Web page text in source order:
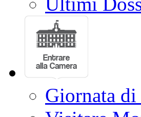
Giornata